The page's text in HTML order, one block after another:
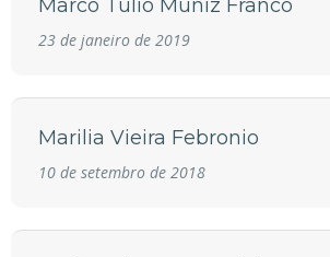
Marco Túlio Muniz Franco
23 de janeiro de 2019
Marilia Vieira Febronio
10 de setembro de 2018